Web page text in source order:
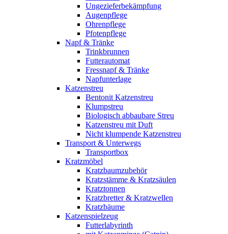
Ungezieferbekämpfung
Augenpflege
Ohrenpflege
Pfotenpflege
Napf & Tränke
Trinkbrunnen
Futterautomat
Fressnapf & Tränke
Napfunterlage
Katzenstreu
Bentonit Katzenstreu
Klumpstreu
Biologisch abbaubare Streu
Katzenstreu mit Duft
Nicht klumpende Katzenstreu
Transport & Unterwegs
Transportbox
Kratzmöbel
Kratzbaumzubehör
Kratzstämme & Kratzsäulen
Kratztonnen
Kratzbretter & Kratzwellen
Kratzbäume
Katzenspielzeug
Futterlabyrinth